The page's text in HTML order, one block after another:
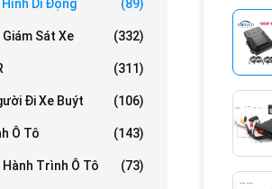
Di Động (89)
Sát Xe (332)
(311)
Đi Xe Buýt (106)
Ô Tô (143)
Hành Trình Ô Tô (73)